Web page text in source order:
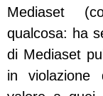
Mediaset
qualcosa: ha
di Mediaset
in violazione